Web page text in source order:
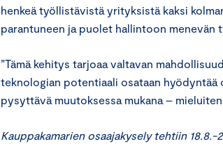
henkeä työllistävistä yrityksistä kaksi
parantuneen ja puolet hallintoon menevän
”Tämä kehitys tarjoaa valtavan
teknologian potentiaali osataan hyödyntää
pysyttävä muutoksessa mukana –
Kauppakamarien osaajakysely tehtiin